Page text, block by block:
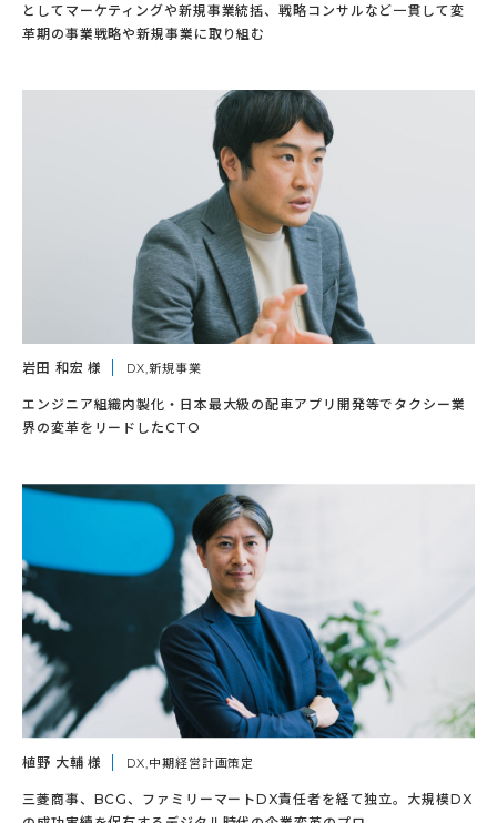
としてマーケティングや新規事業統括、戦略コンサルなど一貫して変
革期の事業戦略や新規事業に取り組む
岩田 和宏 様 DX,新規事業
エンジニア組織内製化・日本最大級の配車アプリ開発等でタクシー業
界の変革をリードしたCTO
植野 大輔 様 DX,中期経営計画策定
三菱商事、BCG、ファミリーマートDX責任者を経て独立。大規模DX